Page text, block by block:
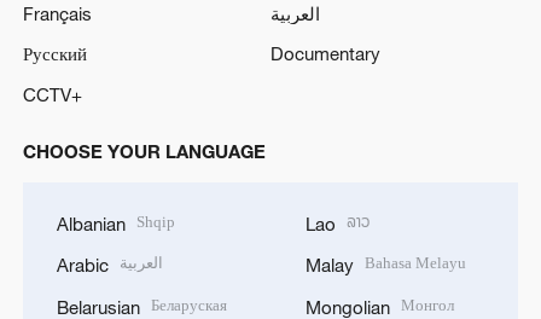
Français
العربية
Русский
Documentary
CCTV+
CHOOSE YOUR LANGUAGE
Albanian Shqip
Arabic العربية
Belarusian Беларуская
Lao ລາວ
Malay Bahasa Melayu
Mongolian Монгол